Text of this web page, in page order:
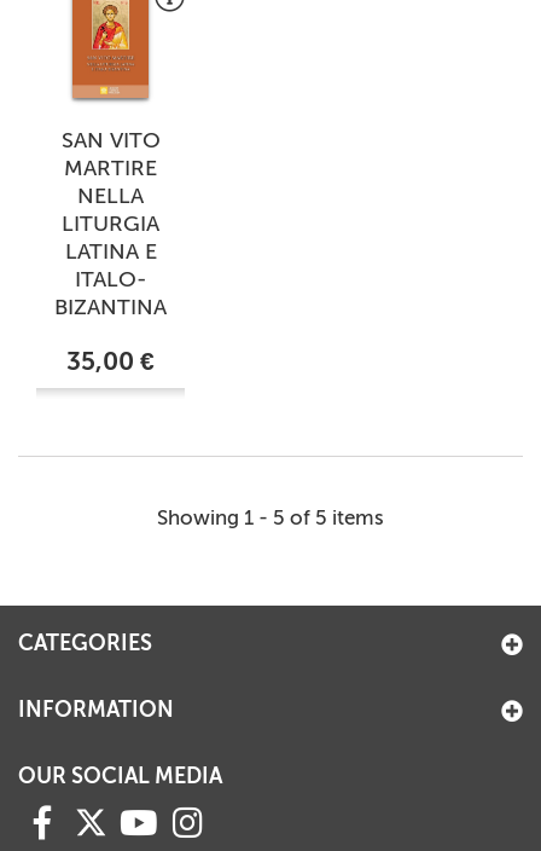
SAN VITO
MARTIRE
NELLA
LITURGIA
LATINA E
ITALO-
BIZANTINA
35,00 €
Showing 1 - 5 of 5 items
CATEGORIES
INFORMATION
OUR SOCIAL MEDIA